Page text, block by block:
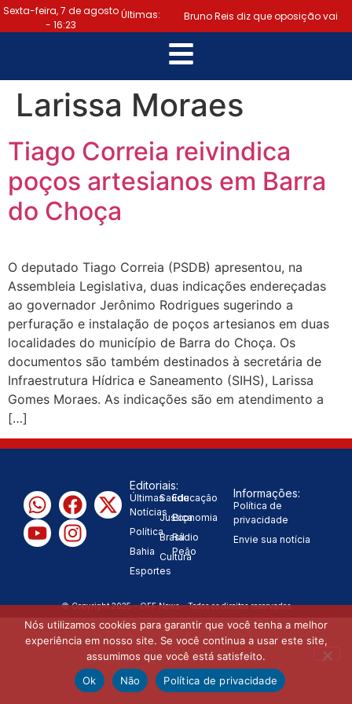
Sexta-feira, 7 de agosto
- 16:23
Últimas: Bruno Reis diz que oposição vai
escolher melhor estratégia para
vencer eleição nacional |
Último dia: prazo para regularizar
situação eleitoral e emitir título
termina hoje (6) | Samuel
de Lauro de Freitas disponibiliza
serviço gratuito de alertas de
emergência para população
“Tomamos a decisão de
|
Jesus discorda de Zema sobre fim do
Bolsa Família: “Precisamos dar
condições para as pessoas
evoluírem”
Larissa Moraes
Tiago Correia reivindica
poços artesianos em Barra
do Choça
O deputado Tiago Correia (PSDB) apresentou, na
Assembleia Legislativa, duas indicações endereçadas
ao governador Jerônimo Rodrigues sugerindo a
perfuração e instalação de poços artesianos em duas
localidades do município de Barra do Choça. Os
documentos são também destinados à secretária de
Infraestrutura Hídrica e Saneamento (SIHS), Larissa
Gomes Moraes. As indicações são em atendimento a
[…]
Editoriais:
Últimas
Notícias
Política
Bahia
Esportes
Saúde
Justiça
Brasil
Cultura
Educação
Economia
Rádio
Peão
Informações:
Política de
privacidade
Envie sua notícia
© Copyright 2025 - OFF News - Todos os direitos reservados
Nós utilizamos cookies para garantir que você tenha a melhor
experiência em nosso site. Se você continua a usar este site,
assumimos que você está satisfeito.
Ok
Não Política de privacidade